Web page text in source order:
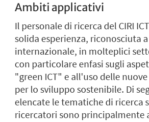
Ambiti applicativi
Il personale di ricerca del CIRI
solida esperienza, riconosciuta
internazionale, in molteplici
con particolare enfasi sugli
"green ICT" e all'uso delle
per lo sviluppo sostenibile. Di
elencate le tematiche di ricerca
ricercatori sono principalmente